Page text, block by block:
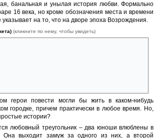
банальная и унылая история любви. Формально
16 века, но кроме обозначения места и времени
на то, что на дворе эпоха Возрождения.
(кликните по нему, чтобы увидеть)
герои повести могли бы жить в каком-нибудь
городке, причем практически в любое время. Но,
истории?
любовный треугольник – два юноши влюблены в
Она выходит замуж за одного из них, а второй